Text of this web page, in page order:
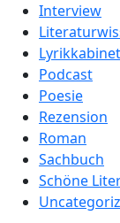
Interview
Podcast
Poesie
Rezension
Roman
Sachbuch
Schöne